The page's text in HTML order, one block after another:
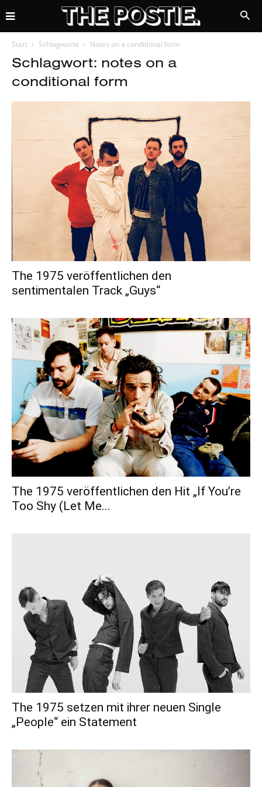
Start Schlagworte Notes on a conditional form
Schlagwort: notes on a
conditional form
The 1975 veröffentlichen den
sentimentalen Track „Guys“
The 1975 veröffentlichen den Hit „If You’re
Too Shy (Let Me...
The 1975 setzen mit ihrer neuen Single
„People“ ein Statement